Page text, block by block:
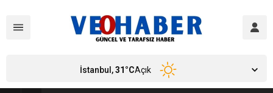
İstanbul,31°CAçık